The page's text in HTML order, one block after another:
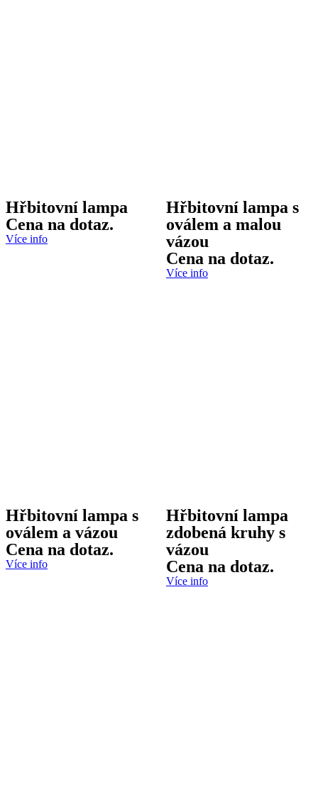
Hřbitovní lampa
Cena na dotaz.
Více info
Hřbitovní lampa s
oválem a malou
vázou
Cena na dotaz.
Více info
Hřbitovní lampa s
oválem a vázou
Cena na dotaz.
Více info
Hřbitovní lampa
zdobená kruhy s
vázou
Cena na dotaz.
Více info